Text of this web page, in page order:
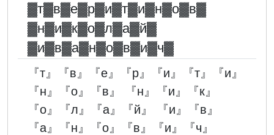
▓︎т▓︎в▓︎е▓︎р▓︎и▓︎т▓︎и▓︎н▓︎о▓︎в▓︎
▓︎н▓︎и▓︎к▓︎о▓︎л▓︎а▓︎й▓︎
▓︎и▓︎в▓︎а▓︎н▓︎о▓︎в▓︎и▓︎ч▓︎
『т』『в』『е』『р』『и』『т』『и』
『н』『о』『в』 『н』『и』『к』
『о』『л』『а』『й』 『и』『в』
『а』『н』『о』『в』『и』『ч』